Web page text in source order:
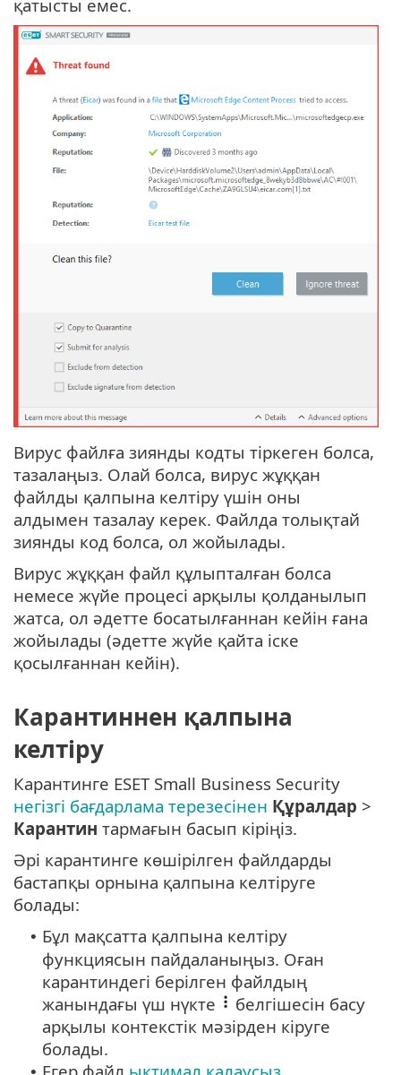
қатысты емес.
Вирус файлға зиянды кодты тіркеген болса,
тазалаңыз. Олай болса, вирус жұққан
файлды қалпына келтіру үшін оны
алдымен тазалау керек. Файлда толықтай
зиянды код болса, ол жойылады.
Вирус жұққан файл құлыпталған болса
немесе жүйе процесі арқылы қолданылып
жатса, ол әдетте босатылғаннан кейін ғана
жойылады (әдетте жүйе қайта іске
қосылғаннан кейін).
Карантиннен қалпына
келтіру
Карантинге ESET Small Business Security
негізгі бағдарлама терезесінен Құралдар >
Карантин тармағын басып кіріңіз.
Әрі карантинге көшірілген файлдарды
бастапқы орнына қалпына келтіруге
болады:
• Бұл мақсатта қалпына келтіру
функциясын пайдаланыңыз. Оған
карантиндегі берілген файлдың
жанындағы үш нүкте
белгішесін басу
арқылы контекстік мәзірден кіруге
болады.